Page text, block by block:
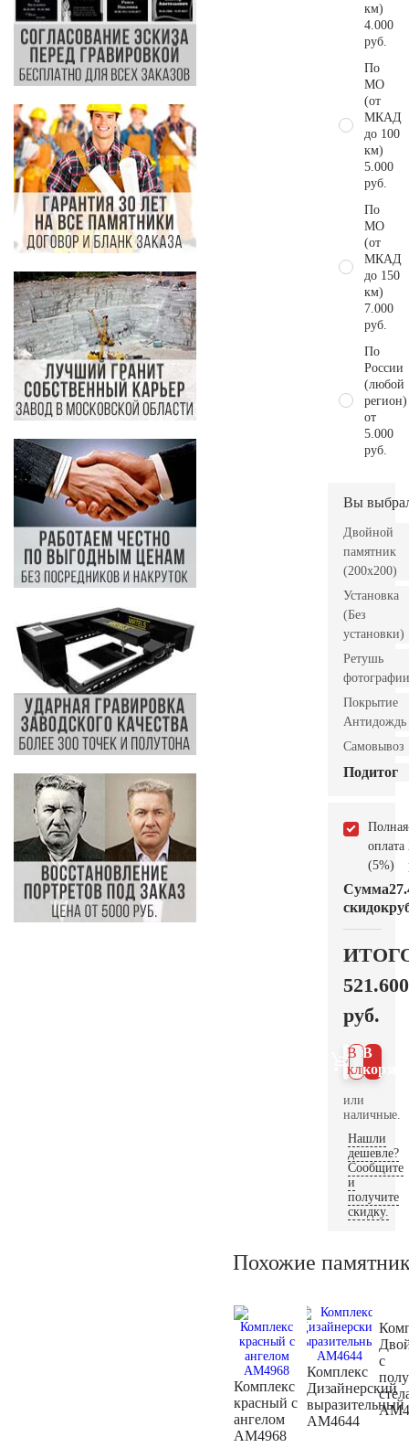
км)
4.000
руб.
По
МО
(от
МКАД
до 100
км)
5.000
руб.
По
МО
(от
МКАД
до 150
км)
7.000
руб.
По
России
(любой
регион)
от
5.000
руб.
Вы
Двойной
памятник
(200х200)
Установка
(Без
установки)
Ретушь
фотографии
Покрытие
Антидождь
Самовывоз
Подитог
Полная
оплата
(5%)
Сумма
скидок
521.600
руб.
В
В 1
клик
или
наличные.
Нашли
дешевле?
Сообщите
и
получите
скидку.
Похожие
Комплекс
красный с
ангелом
AM4968
Комплекс
Дизайнерский
выразительный
AM4644
с